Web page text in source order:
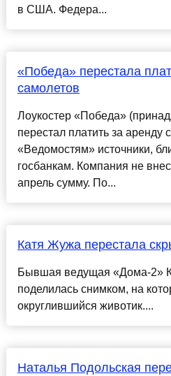
в США. Федера...
«Победа» перестала
самолетов
Лоукостер «Победа»
перестал платить за аренду
«Ведомостям» источники,
госбанкам. Компания не
апрель сумму. По...
Катя Жужа перестала
Бывшая ведущая «Дома-2»
поделилась снимком, на
округлившийся животик....
Наталья Подольская